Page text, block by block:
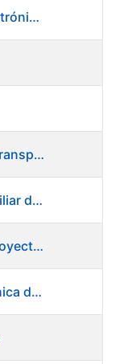
OE 26/25 - Oficial 1ª Eléctrico-Electrónico. Fábrica de Papel
OE 09/26 - Conductor Máquinas Transportadoras Elevadoras. Fábrica de Papel
OE 04/26 - Grabador Artístico Auxiliar de Originales
OE 07/26 - Ingeniero Auxiliar de Proyectos. Ceres
OE 15/26 - Técnico de Oficina Técnica de Producto. Fábrica de Papel